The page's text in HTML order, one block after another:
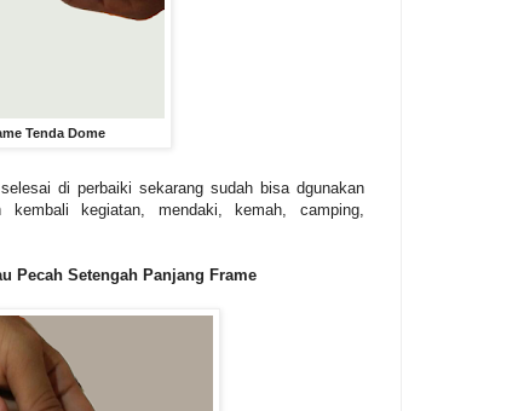
Tenda Dome
di perbaiki sekarang sudah bisa dgunakan
kembali kegiatan, mendaki, kemah, camping,
Pecah Setengah Panjang Frame